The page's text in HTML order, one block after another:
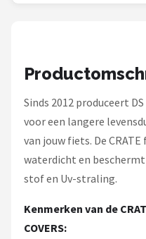
Alle merken →
Sinds 2012 produceert
voor een langere
van jouw fiets. De
waterdicht en
stof en Uv-straling.
Kenmerken van de
COVERS: